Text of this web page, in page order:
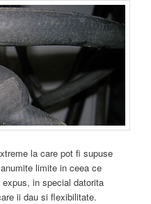
la care pot fi supuse
limite in ceea ce
in special datorita
ii dau si flexibilitate.